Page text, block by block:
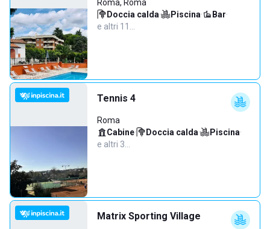
Roma, Roma
Doccia calda· Piscina· Bar·
e altri 11…
Tennis 4
Roma
Cabine· Doccia calda· Piscina·
e altri 3…
Matrix Sporting Village